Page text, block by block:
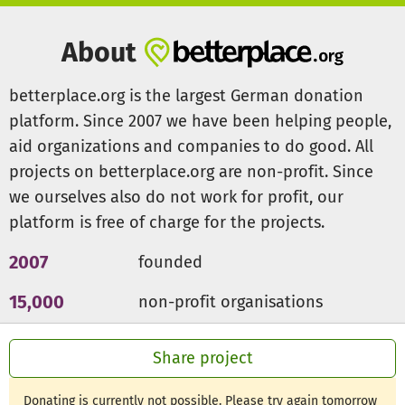
Share project
Donating is currently not possible. Please try again tomorrow
Behörden, bei allen anfallenden Alltagsfragen und auch
bei den Integrationsprozessen im Bereich Deutschlernen,
Schule, Ausbildung, Arbeit und Wohnungssuche. Hierbei
arbeiten wir auch mit anderen Institutionen zusammen.
Menschenrechte verteidigen!
Bitte helfen Sie mit einer Spende!
Ein Klageverfahren gegen die Ablehnung eines Asylantrags
kostet für eine Einzelperson ca. 1.000 Euro, bei Familien
entsprechend mehr. In der Regel unterstützen wir die
Geflüchteten mit einem Vorschuss von 200 - 300 Euro für
selbst tragen. Häufig können wir jedoch nicht helfen. Viele
Geflüchtete müssen beim Konsulat Identitätspapiere
organisieren. Dies ist häufig mit hohen Kosten verbunden,
zum Beispiel braucht eine vierköpfige Familie für die
About
betterplace.org is the largest German donation
platform. Since 2007 we have been helping people,
aid organizations and companies to do good. All
projects on betterplace.org are non-profit. Since
we ourselves also do not work for profit, our
platform is free of charge for the projects.
2007 founded
15,000 non-profit organisations
300m € for a good cause